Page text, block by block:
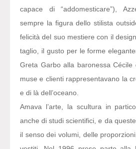
capace di “addomesticare”),
sempre la figura dello stilista
felicità del suo mestiere con il
taglio, il gusto per le forme
Greta Garbo alla baronessa Cécile
muse e clienti rappresentavano la
e di là dell’oceano.
Amava l’arte, la scultura in
anche di studi scientifici, e da
il senso dei volumi, delle